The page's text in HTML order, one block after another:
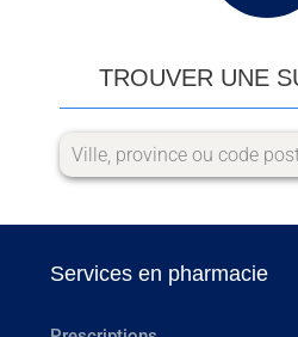
TROUVER UNE
Services en pharmacie